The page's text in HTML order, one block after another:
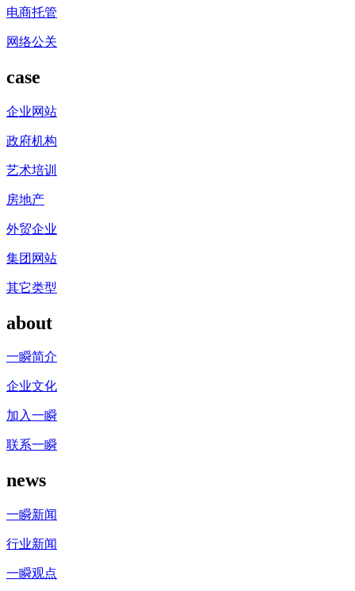
电商托管
网络公关
case
企业网站
政府机构
艺术培训
房地产
外贸企业
集团网站
其它类型
about
一瞬简介
企业文化
加入一瞬
联系一瞬
news
一瞬新闻
行业新闻
一瞬观点